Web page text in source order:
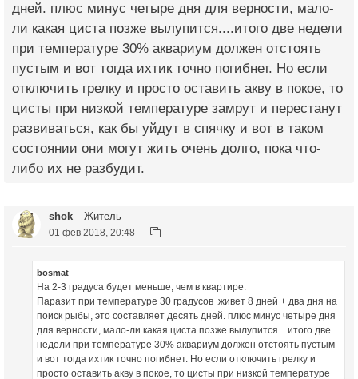
дней. плюс минус четыре дня для верности, мало-
ли какая циста позже вылупится....итого две недели
при температуре 30% аквариум должен отстоять
пустым и вот тогда ихтик точно погибнет. Но если
отключить грелку и просто оставить акву в покое, то
цисты при низкой температуре замрут и перестанут
развиваться, как бы уйдут в спячку и вот в таком
состоянии они могут жить очень долго, пока что-
либо их не разбудит.
shok Житель
01 фев 2018, 20:48
bosmat
На 2-3 градуса будет меньше, чем в квартире.
Паразит при температуре 30 градусов .живет 8 дней + два дня на
поиск рыбы, это составляет десять дней. плюс минус четыре дня
для верности, мало-ли какая циста позже вылупится....итого две
недели при температуре 30% аквариум должен отстоять пустым
и вот тогда ихтик точно погибнет. Но если отключить грелку и
просто оставить акву в покое, то цисты при низкой температуре